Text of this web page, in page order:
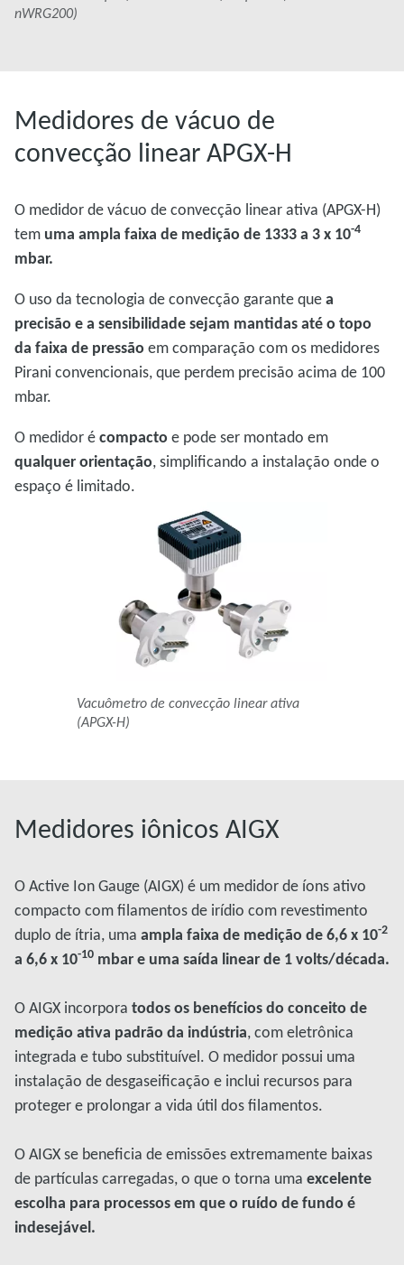
nWRG200)
Medidores de vácuo de
convecção linear APGX-H
O medidor de vácuo de convecção linear ativa (APGX-H)
tem uma ampla faixa de medição de 1333 a 3 x 10-4
mbar.
O uso da tecnologia de convecção garante quea
precisão e a sensibilidade sejam mantidas até o topo
da faixa de pressão em comparação com os medidores
Pirani convencionais, que perdem precisão acima de 100
mbar.
O medidor écompacto e pode ser montado em
qualquer orientação, simplificando a instalação onde o
espaço é limitado.
Vacuômetro de convecção linear ativa
(APGX-H)
Medidores iônicos AIGX
O Active Ion Gauge (AIGX) é um medidor de íons ativo
compacto com filamentos de irídio com revestimento
duplo de ítria, uma ampla faixa de medição de 6,6 x 10-2
a 6,6 x 10-10 mbar e uma saída linear de 1 volts/década.
O AIGX incorpora todos os benefícios do conceito de
medição ativa padrão da indústria, com eletrônica
integrada e tubo substituível. O medidor possui uma
instalação de desgaseificação e inclui recursos para
proteger e prolongar a vida útil dos filamentos.
O AIGX se beneficia de emissões extremamente baixas
de partículas carregadas, o que o torna uma excelente
escolha para processos em que o ruído de fundo é
indesejável.